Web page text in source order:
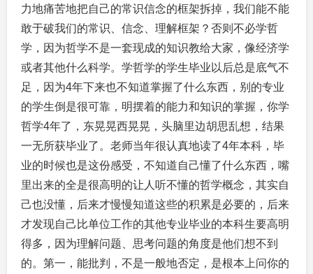
力地痛苦地把自己的常识信念的框架拆掉，我们能不能
敢于破我们的常识、信念、理解框架？否则不必学哲
学，因为哲学不是一套现成的知识教给大家，像经济学
或者其他什么科学。学哲学的学生毕业以后总是底气不
足，因为4年下来也不知道掌握了什么东西，别的专业
的学生倒是很可靠，明摆着的能力和知识的掌握，你学
哲学4年了，东晃晃西晃晃，头脑里边胡思乱想，结果
一无所获毕业了。老师当年很认真地读了4年本科，毕
业的时候也是这份感受，不知道自己懂了什么东西，嘴
里出来的全是很高明的让人听不懂的哲学概念，其实自
己也没懂，后来才慢慢知道这些的积累是必要的，后来
才发现自己比单位工作的其他专业毕业的本科生要高明
得多，因为理解问题、思考问题的角度是他们想不到
的。第一，能批判，不是一般地否定，是根本上问你的